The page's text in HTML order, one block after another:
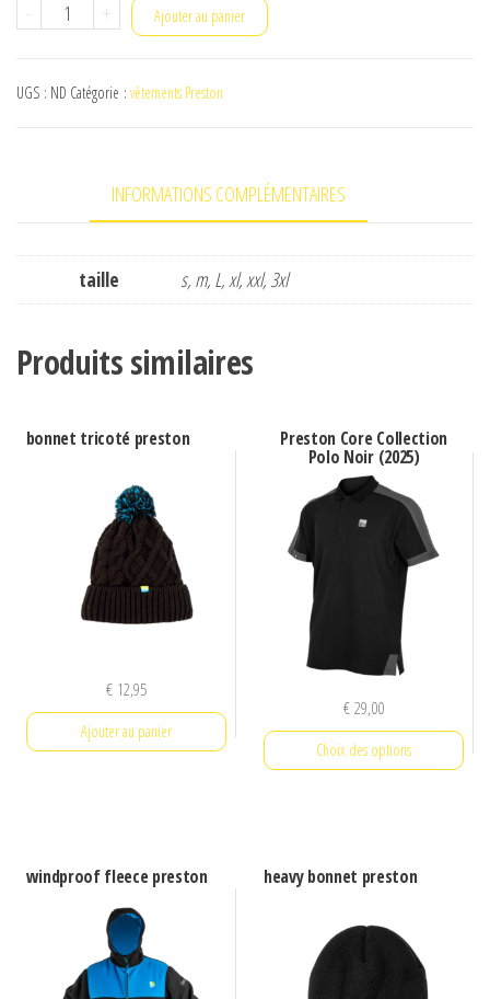
-
quantité
pullover
+ Ajouter au panier
UGS : ND Catégorie : vêtements Preston
INFORMATIONS COMPLÉMENTAIRES
taille s, m, L, xl, xxl, 3xl
Produits similaires
bonnet tricoté preston
€12,95
Ajouter au panier
Preston Core Collection
Polo Noir (2025)
€29,00
Choix des options
plusieurs
variations.
windproof fleece preston heavy bonnet preston